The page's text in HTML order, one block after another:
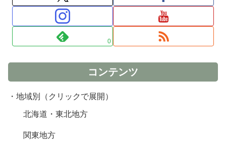
0
コンテンツ
・地域別（クリックで展開）
北海道・東北地方
関東地方